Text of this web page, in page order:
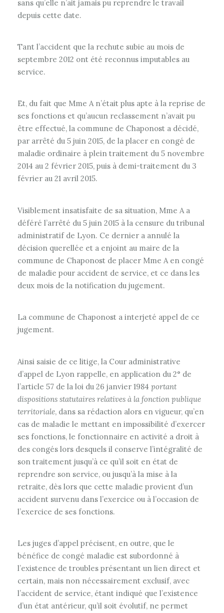
sans qu’elle n’ait jamais pu reprendre le travail
depuis cette date.
Tant l’accident que la rechute subie au mois de
septembre 2012 ont été reconnus imputables au
service.
Et, du fait que Mme A n’était plus apte à la reprise de
ses fonctions et qu’aucun reclassement n’avait pu
être effectué, la commune de Chaponost a décidé,
par arrêté du 5 juin 2015, de la placer en congé de
maladie ordinaire à plein traitement du 5 novembre
2014 au 2 février 2015, puis à demi-traitement du 3
février au 21 avril 2015.
Visiblement insatisfaite de sa situation, Mme A a
déféré l’arrêté du 5 juin 2015 à la censure du tribunal
administratif de Lyon. Ce dernier a annulé la
décision querellée et a enjoint au maire de la
commune de Chaponost de placer Mme A en congé
de maladie pour accident de service, et ce dans les
deux mois de la notification du jugement.
La commune de Chaponost a interjeté appel de ce
jugement.
Ainsi saisie de ce litige, la Cour administrative
d’appel de Lyon rappelle, en application du 2° de
l’article 57 de la loi du 26 janvier 1984 portant
dispositions statutaires relatives à la fonction publique
territoriale, dans sa rédaction alors en vigueur, qu’en
cas de maladie le mettant en impossibilité d’exercer
ses fonctions, le fonctionnaire en activité a droit à
des congés lors desquels il conserve l’intégralité de
son traitement jusqu’à ce qu’il soit en état de
reprendre son service, ou jusqu’à la mise à la
retraite, dès lors que cette maladie provient d’un
accident survenu dans l’exercice ou à l’occasion de
l’exercice de ses fonctions.
Les juges d’appel précisent, en outre, que le
bénéfice de congé maladie est subordonné à
l’existence de troubles présentant un lien direct et
certain, mais non nécessairement exclusif, avec
l’accident de service, étant indiqué que l’existence
d’un état antérieur, qu’il soit évolutif, ne permet